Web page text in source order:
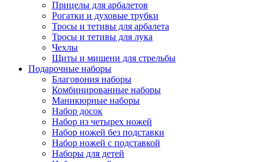
Прицелы для арбалетов
Рогатки и духовые трубки
Тросы и тетивы для арбалета
Тросы и тетивы для лука
Чехлы
Щиты и мишени для стрельбы
Подарочные наборы
Благовония наборы
Комбинированные наборы
Маникюрные наборы
Набор досок
Набор из четырех ножей
Набор ножей без подставки
Набор ножей с подставкой
Наборы для детей